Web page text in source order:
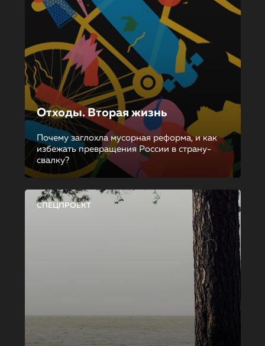
Отходы. Вторая жизнь
Почему заглохла мусорная реформа, и как
избежать превращения России в страну-
свалку?
СПЕЦПРОЕКТ